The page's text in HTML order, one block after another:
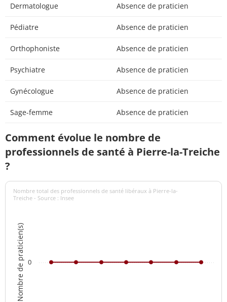
Dermatologue Absence de praticien
Pédiatre Absence de praticien
Orthophoniste Absence de praticien
Psychiatre Absence de praticien
Gynécologue Absence de praticien
Sage-femme Absence de praticien
Comment évolue le nombre de
professionnels de santé à Pierre-la-Treiche
?
Nombre de praticien(s)
Nombre total des professionnels de santé libéraux à Pierre-la-
Treiche - Source : Insee
0